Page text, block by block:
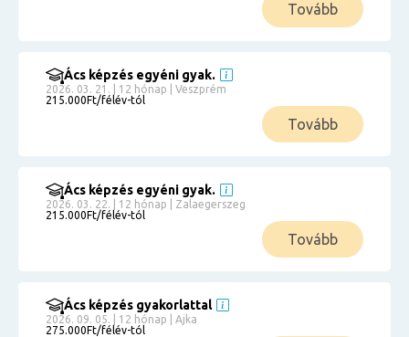
Tovább
Ács képzés egyéni gyak.
2026. 03. 21. | 12 hónap | Veszprém
215.000Ft/félév-tól
Tovább
Ács képzés egyéni gyak.
2026. 03. 22. | 12 hónap | Zalaegerszeg
215.000Ft/félév-tól
Tovább
Ács képzés gyakorlattal
2026. 09. 05. | 12 hónap | Ajka
275.000Ft/félév-tól